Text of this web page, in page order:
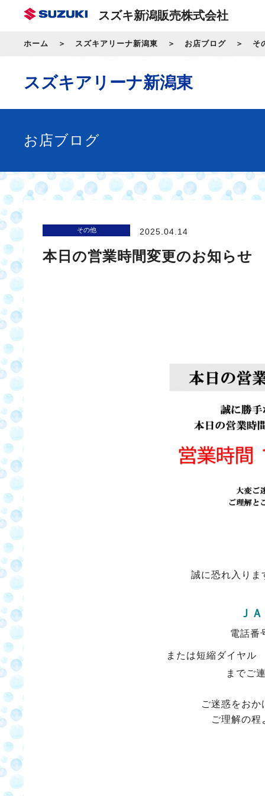
スズキ新潟販売株式会社
ホーム スズキアリーナ新潟東 お店ブログ そ
スズキアリーナ新潟東
お店ブログ
その他 2025.04.14
本日の営業時間変更のお知らせ
誠に恐れ入りま
Ｊ
電話番
または短縮ダイヤ
までご
ご迷惑をお
ご理解の程